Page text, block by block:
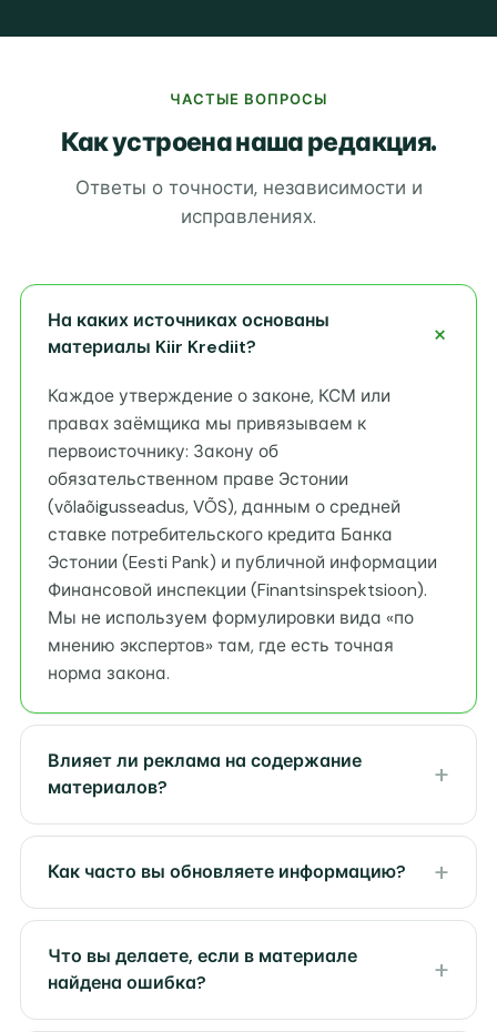
ЧАСТЫЕ ВОПРОСЫ
Как устроена наша редакция.
Ответы о точности, независимости и
исправлениях.
На каких источниках основаны
материалы Kiir Krediit?
Каждое утверждение о законе, КСМ или
правах заёмщика мы привязываем к
первоисточнику: Закону об
обязательственном праве Эстонии
(võlaõigusseadus, VÕS), данным о средней
ставке потребительского кредита Банка
Эстонии (Eesti Pank) и публичной информации
Финансовой инспекции (Finantsinspektsioon).
Мы не используем формулировки вида «по
мнению экспертов» там, где есть точная
норма закона.
Влияет ли реклама на содержание
материалов?
Как часто вы обновляете информацию?
Что вы делаете, если в материале
найдена ошибка?